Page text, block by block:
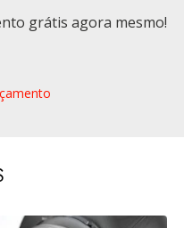
grátis agora mesmo!